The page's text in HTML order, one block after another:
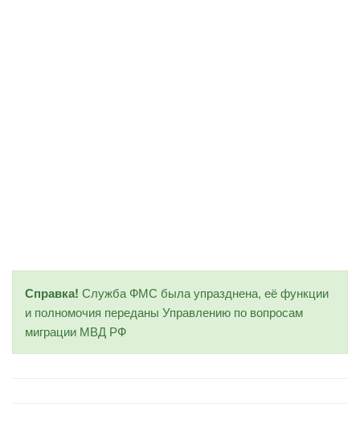
Справка! Служба ФМС была упразднена, её функции
и полномочия переданы Управлению по вопросам
миграции МВД РФ